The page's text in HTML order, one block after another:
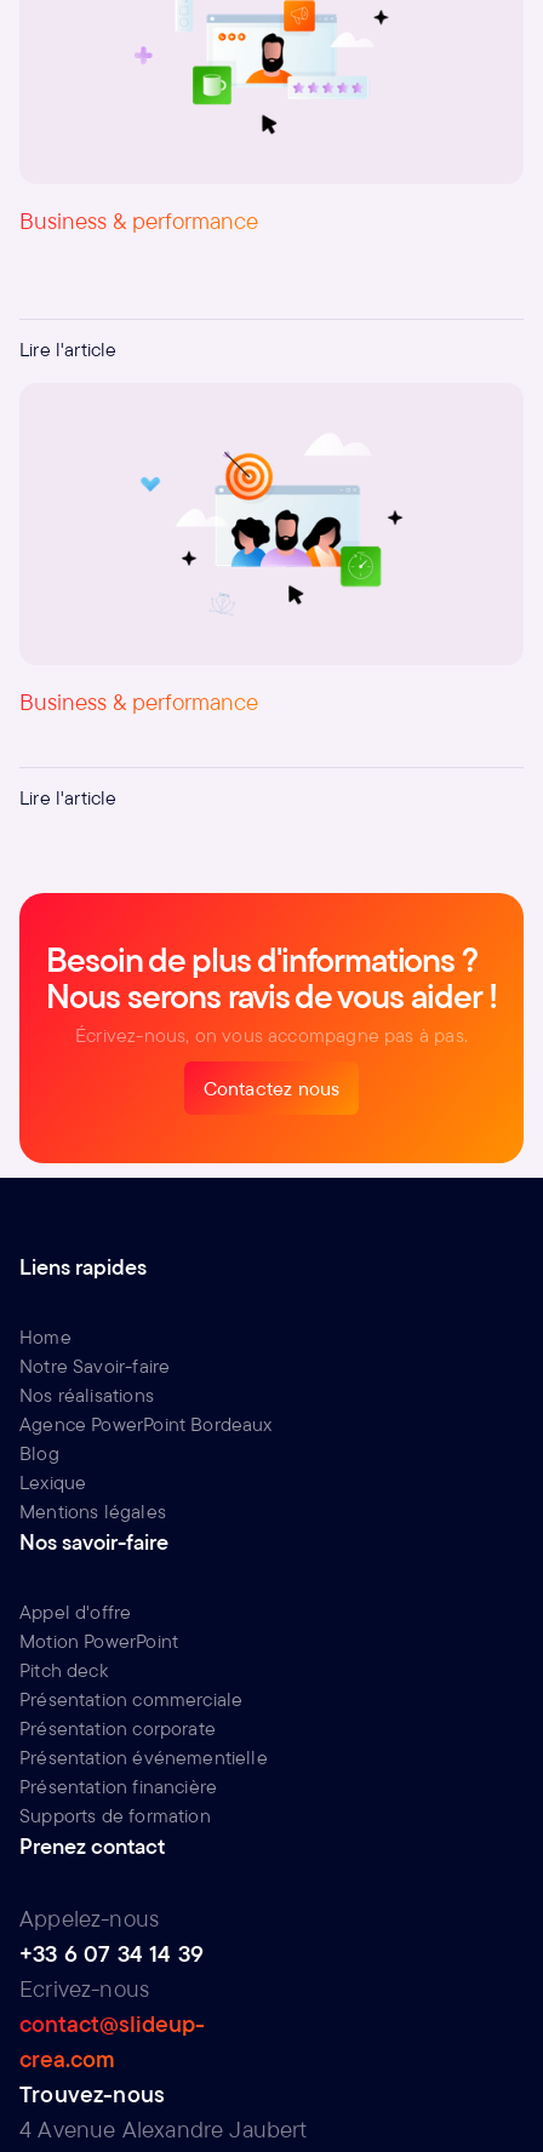
Business & performance
complet
Lire l'article
Business & performance
Présentations PowerPoint : la stratégique
Lire l'article
Besoin de plus d'informations ?
Nous serons ravis de vous aider !
Écrivez-nous, on vous accompagne pas à pas.
Contactez nous
Contactez nous
Liens rapides
Home
Notre Savoir-faire
Nos réalisations
Agence PowerPoint Bordeaux
Blog
Lexique
Mentions légales
Nos savoir-faire
Appel d'offre
Motion PowerPoint
Pitch deck
Présentation commerciale
Présentation corporate
Présentation événementielle
Présentation financière
Supports de formation
Prenez contact
Appelez-nous
+33 6 07 34 14 39
Ecrivez-nous
contact@slideup-
crea.com
Trouvez-nous
4 Avenue Alexandre Jaubert